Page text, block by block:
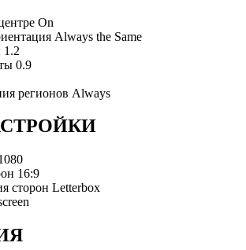
On
Always the Same
1.2
0.9
регионов Always
16:9
сторон Letterbox